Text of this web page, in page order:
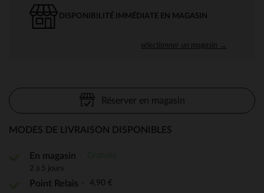
DISPONIBILITÉ IMMÉDIATE EN MAGASIN
sélectionner un magasin →
Réserver en magasin
MODES DE LIVRAISON DISPONIBLES
En magasin
2 à 5 jours
Point Relais 4,90 €